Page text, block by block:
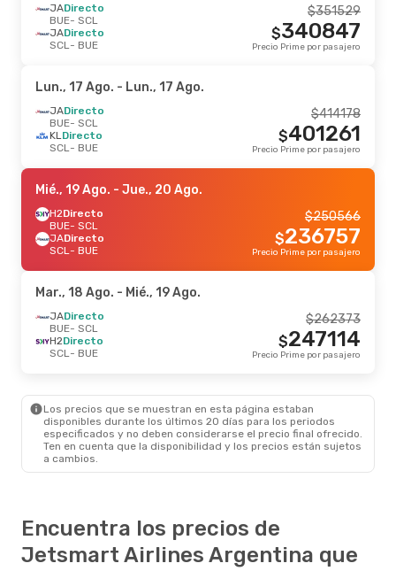
JADirecto
BUE- SCL
JADirecto
SCL- BUE
351529
$
340847
$
Precio Prime por pasajero
Lun., 17 Ago. - Lun., 17 Ago.
JADirecto
BUE- SCL
KLDirecto
SCL- BUE
414178
$
401261
$
Precio Prime por pasajero
Mié., 19 Ago. - Jue., 20 Ago.
H2Directo
BUE- SCL
JADirecto
SCL- BUE
250566
$
236757
$
Precio Prime por pasajero
Mar., 18 Ago. - Mié., 19 Ago.
JADirecto
BUE- SCL
H2Directo
SCL- BUE
262373
$
247114
$
Precio Prime por pasajero
Los precios que se muestran en esta página estaban
disponibles durante los últimos 20 días para los periodos
especificados y no deben considerarse el precio final ofrecido.
Ten en cuenta que la disponibilidad y los precios están sujetos
a cambios.
Encuentra los precios de
Jetsmart Airlines Argentina que